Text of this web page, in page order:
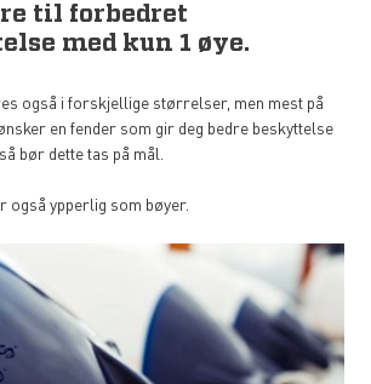
til forbedret
med kun 1 øye.
også i forskjellige størrelser, men mest på
en fender som gir deg bedre beskyttelse
bør dette tas på mål.
også ypperlig som bøyer.